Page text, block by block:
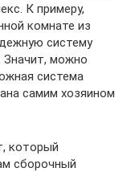
К примеру,
комнате из
систему
Значит, можно
система
самим хозяином
который
сборочный